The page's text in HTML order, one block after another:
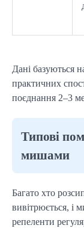
Дані базуються
практичних
поєднання 2–3
Типові
мишами
Багато хто
вивітрюється, і
репеленти